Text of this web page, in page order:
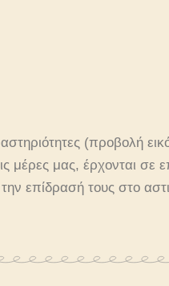
(προβολή
μέρες μας, έρχονται σε
επίδρασή τους στο